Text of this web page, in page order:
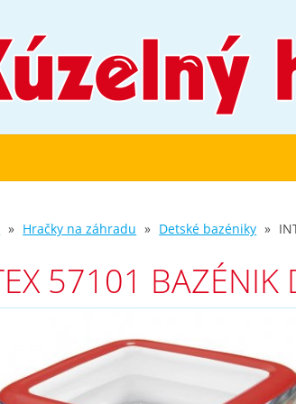
Hračky na záhradu Detské bazéniky
57101 BAZÉNIK